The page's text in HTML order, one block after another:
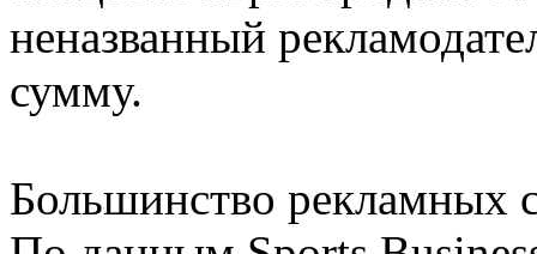
неназванный
сумму.
Большинство рекламных